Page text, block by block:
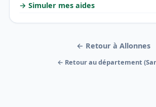
→ Simuler mes aides
← Retour à Allonnes
← Retour au département